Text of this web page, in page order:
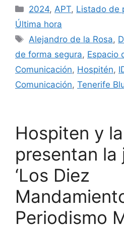
2024,APT, Listado de
Última hora
Alejandro de la Rosa,
de forma segura, Espacio
Comunicación, Hospitén,
Comunicación, Tenerife
Hospiten y
presentan la
‘Los Diez
Periodismo